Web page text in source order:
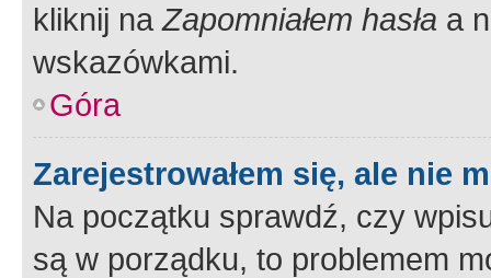
kliknij naZapomniałem hasła a
wskazówkami.
Góra
Zarejestrowałem się, ale nie
Na początku sprawdź, czy
są w porządku, to problemem